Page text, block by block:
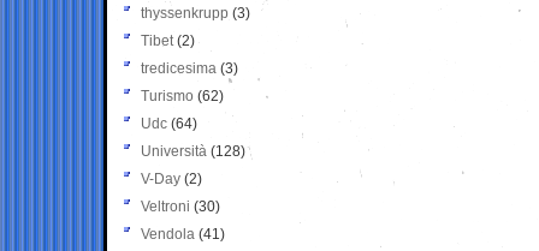
thyssenkrupp (3)
Tibet(2)
tredicesima (3)
Turismo (62)
Udc (64)
Università (128)
V-Day (2)
Veltroni (30)
Vendola (41)